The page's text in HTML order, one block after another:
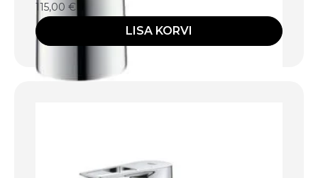
115,00 €
LISA KORVI